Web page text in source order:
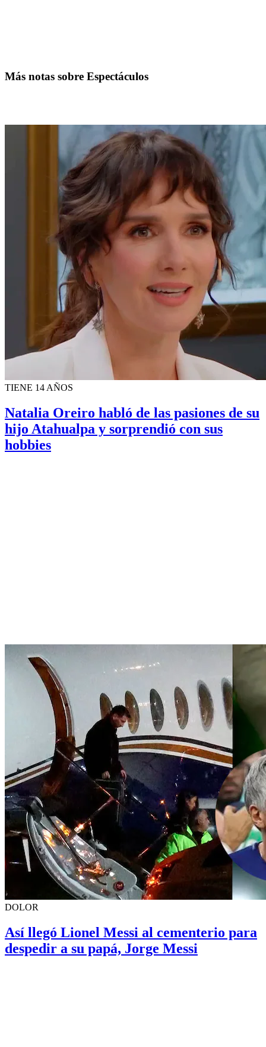
Más notas sobre Espectáculos
TIENE 14 AÑOS
Natalia Oreiro habló de las pasiones de su
hijo Atahualpa y sorprendió con sus
hobbies
DOLOR
Así llegó Lionel Messi al cementerio para
despedir a su papá, Jorge Messi